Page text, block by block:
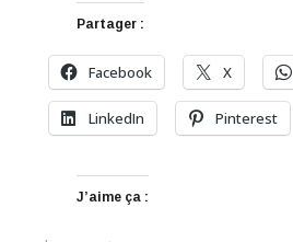
Partager :
Facebook X
LinkedIn Pinterest
J’aime ça :